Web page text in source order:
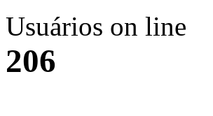
Usuários on line
206